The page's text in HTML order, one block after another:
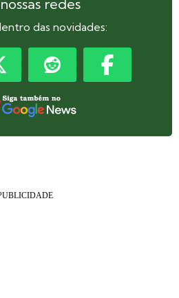
redes
das novidades: